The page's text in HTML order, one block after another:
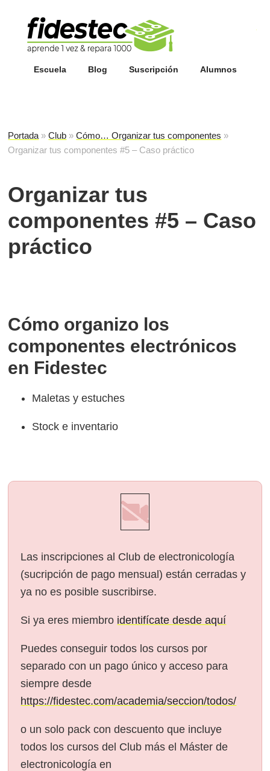
Escuela Blog Suscripción Alumnos
Portada »Club »Cómo… Organizar tus componentes »
Organizar tus componentes #5 – Caso práctico
Organizar tus
componentes #5 – Caso
práctico
Cómo organizo los
componentes electrónicos
en Fidestec
Maletas y estuches
Stock e inventario
Las inscripciones al Club de electronicología
(sucripción de pago mensual) están cerradas y
ya no es posible suscribirse.
Si ya eres miembro identifícate desde aquí
Puedes conseguir todos los cursos por
separado con un pago único y acceso para
siempre desde
https://fidestec.com/academia/seccion/todos/
o un solo pack con descuento que incluye
todos los cursos del Club más el Máster de
electronicología en